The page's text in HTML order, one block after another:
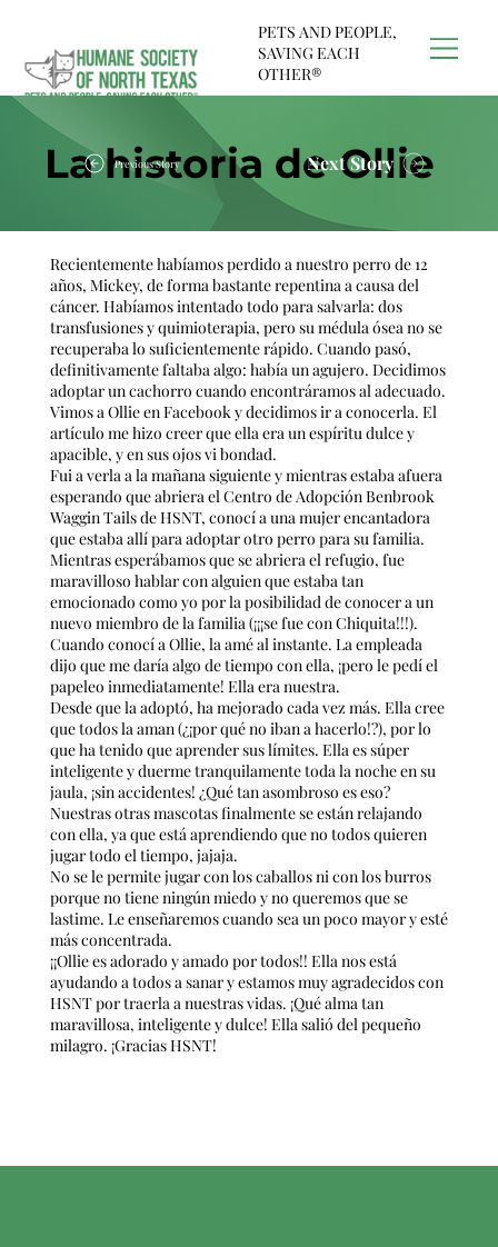
PETS AND PEOPLE,
SAVING EACH
OTHER®
La historia de Ollie
Next Story
Previous Story
Recientemente habíamos perdido a nuestro perro de 12
años, Mickey, de forma bastante repentina a causa del
cáncer. Habíamos intentado todo para salvarla: dos
transfusiones y quimioterapia, pero su médula ósea no se
recuperaba lo suficientemente rápido. Cuando pasó,
definitivamente faltaba algo: había un agujero. Decidimos
adoptar un cachorro cuando encontráramos al adecuado.
Vimos a Ollie en Facebook y decidimos ir a conocerla. El
artículo me hizo creer que ella era un espíritu dulce y
apacible, y en sus ojos vi bondad.
Fui a verla a la mañana siguiente y mientras estaba afuera
esperando que abriera el Centro de Adopción Benbrook
Waggin Tails de HSNT, conocí a una mujer encantadora
que estaba allí para adoptar otro perro para su familia.
Mientras esperábamos que se abriera el refugio, fue
maravilloso hablar con alguien que estaba tan
emocionado como yo por la posibilidad de conocer a un
nuevo miembro de la familia (¡¡¡se fue con Chiquita!!!).
Cuando conocí a Ollie, la amé al instante. La empleada
dijo que me daría algo de tiempo con ella, ¡pero le pedí el
papeleo inmediatamente! Ella era nuestra.
Desde que la adoptó, ha mejorado cada vez más. Ella cree
que todos la aman (¿¡por qué no iban a hacerlo!?), por lo
que ha tenido que aprender sus límites. Ella es súper
inteligente y duerme tranquilamente toda la noche en su
jaula, ¡sin accidentes! ¿Qué tan asombroso es eso?
Nuestras otras mascotas finalmente se están relajando
con ella, ya que está aprendiendo que no todos quieren
jugar todo el tiempo, jajaja.
No se le permite jugar con los caballos ni con los burros
porque no tiene ningún miedo y no queremos que se
lastime. Le enseñaremos cuando sea un poco mayor y esté
más concentrada.
¡¡Ollie es adorado y amado por todos!! Ella nos está
ayudando a todos a sanar y estamos muy agradecidos con
HSNT por traerla a nuestras vidas. ¡Qué alma tan
maravillosa, inteligente y dulce! Ella salió del pequeño
milagro. ¡Gracias HSNT!